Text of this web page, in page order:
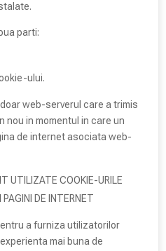
parti:
ului.
web-serverul care a trimis
nou in momentul in care un
de internet asociata web-
UTILIZATE COOKIE-URILE
DE INTERNET
a furniza utilizatorilor
mai buna de